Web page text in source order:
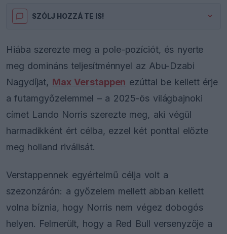
SZÓLJ HOZZÁ TE IS!
Hiába szerezte meg a pole-pozíciót, és nyerte
meg domináns teljesítménnyel az Abu-Dzabi
Nagydíjat, Max Verstappen ezúttal be kellett érje
a futamgyőzelemmel – a 2025-ös világbajnoki
címet Lando Norris szerezte meg, aki végül
harmadikként ért célba, ezzel két ponttal előzte
meg holland riválisát.
Verstappennek egyértelmű célja volt a
szezonzárón: a győzelem mellett abban kellett
volna bíznia, hogy Norris nem végez dobogós
helyen. Felmerült, hogy a Red Bull versenyzője a